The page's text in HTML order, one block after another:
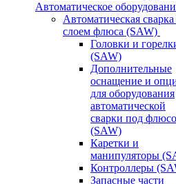
Автоматическое
Автоматическая
слоем флюса (SAW)
Головки и
(SAW)
Дополнительные
оснащение и
для оборудования
автоматической
сварки под
(SAW)
Каретки и
манипуляторы
Контроллеры
Запасные части